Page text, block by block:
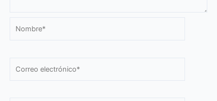
electrónico*